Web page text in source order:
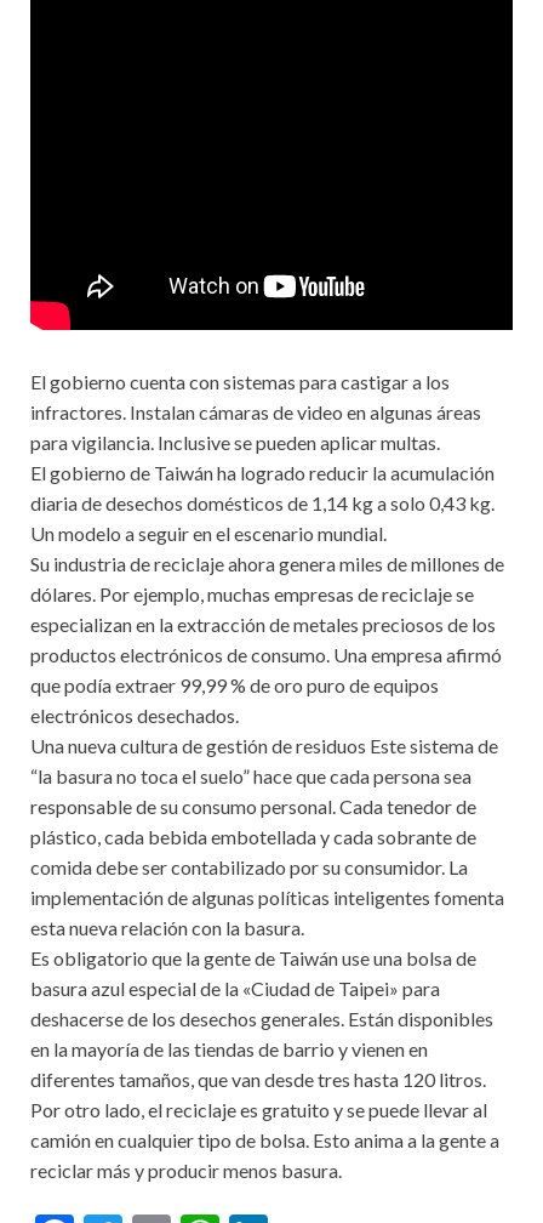
El gobierno cuenta con sistemas para castigar a los
infractores. Instalan cámaras de video en algunas áreas
para vigilancia. Inclusive se pueden aplicar multas.
El gobierno de Taiwán ha logrado reducir la acumulación
diaria de desechos domésticos de 1,14 kg a solo 0,43 kg.
Un modelo a seguir en el escenario mundial.
Su industria de reciclaje ahora genera miles de millones de
dólares. Por ejemplo, muchas empresas de reciclaje se
especializan en la extracción de metales preciosos de los
productos electrónicos de consumo. Una empresa afirmó
que podía extraer 99,99 % de oro puro de equipos
electrónicos desechados.
Una nueva cultura de gestión de residuos Este sistema de
“la basura no toca el suelo” hace que cada persona sea
responsable de su consumo personal. Cada tenedor de
plástico, cada bebida embotellada y cada sobrante de
comida debe ser contabilizado por su consumidor. La
implementación de algunas políticas inteligentes fomenta
esta nueva relación con la basura.
Es obligatorio que la gente de Taiwán use una bolsa de
basura azul especial de la «Ciudad de Taipei» para
deshacerse de los desechos generales. Están disponibles
en la mayoría de las tiendas de barrio y vienen en
diferentes tamaños, que van desde tres hasta 120 litros.
Por otro lado, el reciclaje es gratuito y se puede llevar al
camión en cualquier tipo de bolsa. Esto anima a la gente a
reciclar más y producir menos basura.